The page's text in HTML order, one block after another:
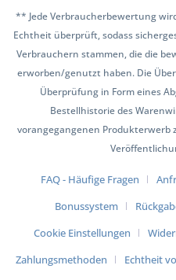
** Jede Verbraucherbewertung
Echtheit überprüft, sodass
Verbrauchern stammen, die die
erworben/genutzt haben. Die
Überprüfung in Form eines
Bestellhistorie des
vorangegangenen
FAQ - Häufige Fragen
Bonussystem
Cookie Einstellungen
Zahlungsmethoden
Echtheit